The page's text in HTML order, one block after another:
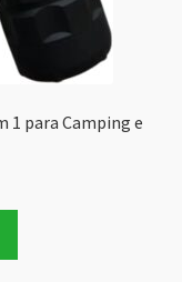
1 para Camping e